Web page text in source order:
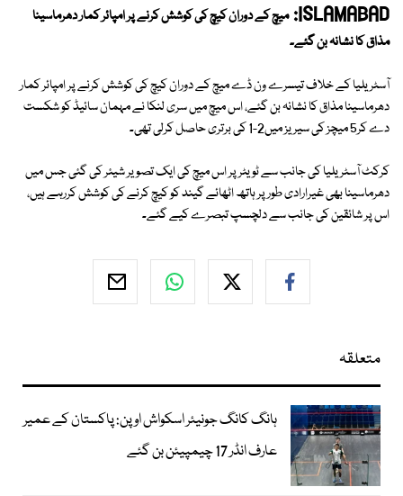
ISLAMABAD: میچ کے دوران کیچ کی کوشش کرنے پر امپائر کمار دھرماسینا
مذاق کا نشانہ بن گئے۔
آسٹریلیا کے خلاف تیسرے ون ڈے میچ کے دوران کیچ کی کوشش کرنے پر امپائر کمار
دھرماسینا مذاق کا نشانہ بن گئے، اس میچ میں سری لنکا نے مہمان سائیڈ کو شکست
دے کر5 میچز کی سیریز میں2-1 کی برتری حاصل کرلی تھی۔
کرکٹ آسٹریلیا کی جانب سے ٹویٹر پر اس میچ کی ایک تصویر شیئر کی گئی جس میں
دھرماسینا بھی غیرارادی طور پر ہاتھ اٹھائے گیند کو کیچ کرنے کی کوشش کررہے ہیں،
اس پر شائقین کی جانب سے دلچسپ تبصرے کیے گئے۔
متعلقہ
ہانگ کانگ جونیئر اسکواش اوپن: پاکستان کے عمیر
عارف انڈر 17 چیمپیئن بن گئے